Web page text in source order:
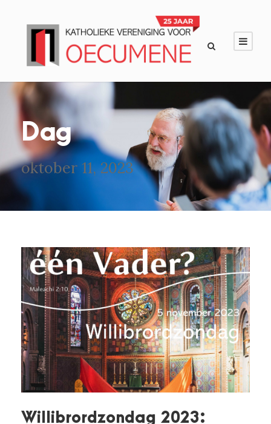
Dag
oktober 11, 2023
Willibrordzondag 2023: